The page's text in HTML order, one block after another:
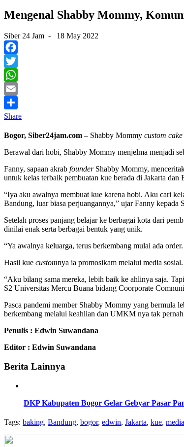
Mengenal Shabby Mommy,
Siber 24 Jam - 18 May 2022
Facebook
Twitter
WhatsApp
Email
Share
Bogor, Siber24jam.com – Shabby Mommy custom cake
Berawal dari hobi, Shabby Mommy menjelma menjadi
Fanny, sapaan akrab founderShabby Mommy,
untuk kelas terbaik pembuatan kue berada di Jakarta dan
“Iya aku awalnya membuat kue karena hobi. Aku cari
Bandung, luar biasa perjuangannya,” ujar Fanny kepada
Setelah proses panjang belajar ke berbagai kota dari
dinilai enak serta berbagai bentuk yang unik.
“Ya awalnya keluarga, terus berkembang mulai ada
Hasil kue customnya ia promosikam melalui media
“Aku bilang sama mereka, lebih baik ke ahlinya saja.
S2 Universitas Mercu Buana bidang Coorporate
Pasca pandemi member Shabby Mommy yang bermula
berkembang melalui keahlian dan UMKM nya tak
Penulis : Edwin Suwandana
Editor : Edwin Suwandana
Berita Lainnya
DKP Kabupaten Bogor Gelar Gebyar Pasar
Tags: baking, Bandung, bogor, edwin, Jakarta, kue, media